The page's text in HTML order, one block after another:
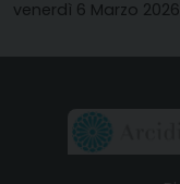
venerdì 6 Marzo 2026